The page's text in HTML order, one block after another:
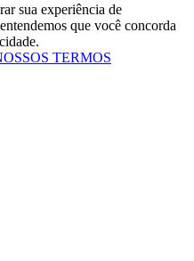
sua experiência de
que você concorda
TERMOS